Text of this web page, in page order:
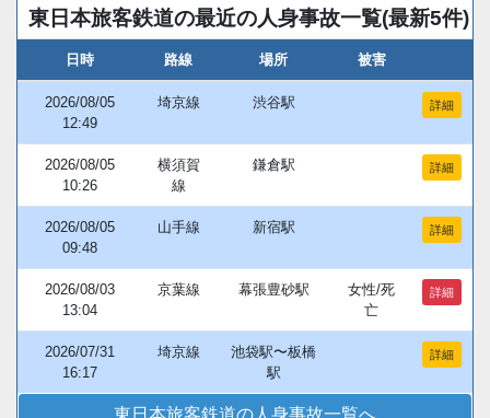
東日本旅客鉄道の最近の人身事故一覧(最新5件)
日時 路線 場所 被害
2026/08/05
12:49
埼京線 渋谷駅 詳細
2026/08/05
10:26
横須賀
線
鎌倉駅 詳細
2026/08/05
09:48
山手線 新宿駅 詳細
2026/08/03
13:04
京葉線 幕張豊砂駅
女性/死
亡
詳細
2026/07/31
16:17
埼京線
池袋駅〜板橋
駅
詳細
東日本旅客鉄道の人身事故一覧へ